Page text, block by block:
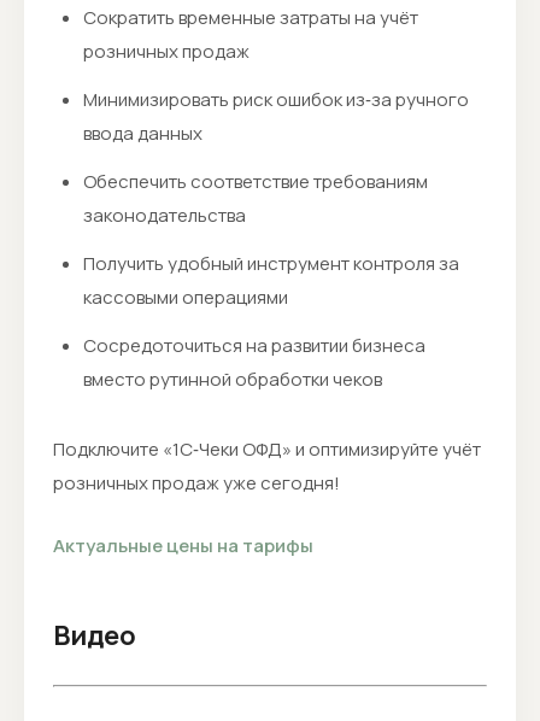
Сократить временные затраты на учёт
розничных продаж
Минимизировать риск ошибок из‑за ручного
ввода данных
Обеспечить соответствие требованиям
законодательства
Получить удобный инструмент контроля за
кассовыми операциями
Сосредоточиться на развитии бизнеса
вместо рутинной обработки чеков
Подключите «1С‑Чеки ОФД» и оптимизируйте учёт
розничных продаж уже сегодня!
Актуальные цены на тарифы
Видео